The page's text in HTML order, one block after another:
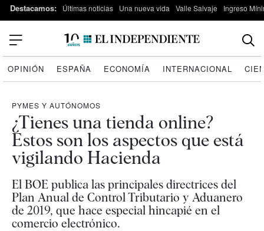
Destacamos: Últimas noticias Una nueva vida Valle Salvaje Ingreso
OPINIÓN ESPAÑA ECONOMÍA INTERNACIONAL
PYMES Y AUTÓNOMOS
¿Tienes una tienda online?
Estos son los aspectos que está
vigilando Hacienda
El BOE publica las principales directrices del
Plan Anual de Control Tributario y Aduanero
de 2019, que hace especial hincapié en el
comercio electrónico.